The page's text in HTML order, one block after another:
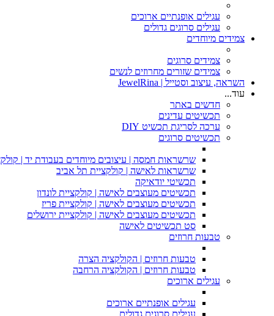
עגילים אופנתיים ארוכים
עגילים סרוגים גדולים
צמידים מיוחדים
צמידים סרוגים
צמידים שזורים מחרוזים לנשים
השראה, עיצוב וסטייל | JewelRina
עוד...
חדשים באתר
תכשיטים עדינים
ערכה לסריגת תכשיט DIY
תכשיטים סרוגים
שרשראות חמסה | עיצובים מיוחדים בעבודת יד |
שרשראות לאישה | קולקציית תל אביב
תכשיטי יודאיקה
תכשיטים מעוצבים לאישה | קולקציית לונדון
תכשיטים מעוצבים לאישה | קולקציית פריז
תכשיטים מעוצבים לאישה | קולקציית ירושלים
סט תכשיטים לאישה
טבעות חרוזים
טבעות חרוזים | הקולקציה הצרה
טבעות חרוזים | הקולקציה הרחבה
עגילים ארוכים
עגילים אופנתיים ארוכים
עגילים סרוגים גדולים